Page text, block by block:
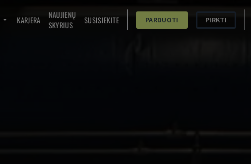
KARJERA
NAUJIENŲ
SKYRIUS
SUSISIEKITE PARDUOTI PIRKTI